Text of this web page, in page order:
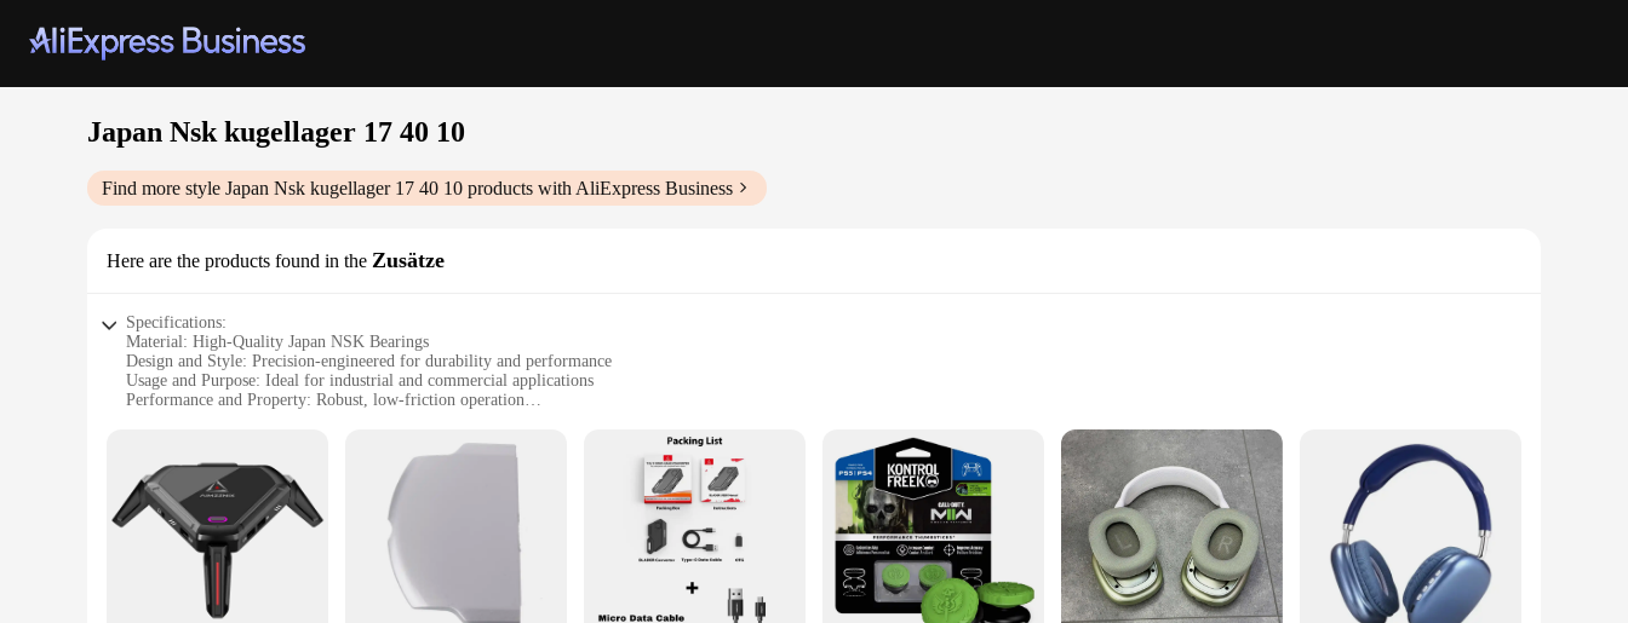
Japan Nsk kugellager 17 40 10
Find more style Japan Nsk kugellager 17 40 10 products with AliExpress Business
Here are the products found in the Zusätze
Specifications:
Material: High-Quality Japan NSK Bearings
Design and Style: Precision-engineered for durability and performance
Usage and Purpose: Ideal for industrial and commercial applications
Performance and Property: Robust, low-friction operation
Parts and Accessories: Available as sets for convenience
Features:
**Unmatched Reliability and Performance**
The Japan NSK kugellager 17 40 10 is a testament to the unwavering commitment to quality and reliability that Japan NSK is known for. These bearings are designed with precision to withstand the
rigors of industrial and commercial environments. Their robust construction ensures a long service life, making them an excellent choice for a wide range of applications.
**Versatility and Convenience**
Whether you're a wholesaler, vendor, or a direct user, the Japan NSK kugellager 17 40 10 is a versatile option that meets your needs. Available as sets, these bearings offer convenience and efficiency,
allowing for quick replacements or upgrades. Their compact size of 17x40x10mm makes them suitable for a variety of applications, from machinery to automotive systems.